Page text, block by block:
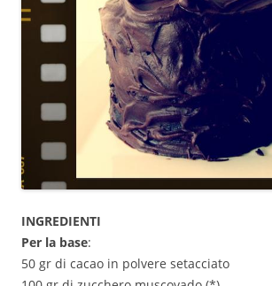
INGREDIENTI
Per la base:
50 gr di cacao in polvere setacciato